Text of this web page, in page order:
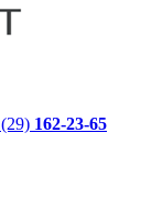
162-23-65